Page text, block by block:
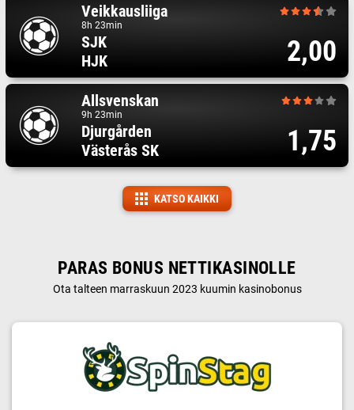
Veikkausliiga
8h 23min
SJK
HJK
2,00
Allsvenskan
9h 23min
Djurgården
Västerås SK
1,75
KATSO KAIKKI
PARAS BONUS NETTIKASINOLLE
Ota talteen marraskuun 2023 kuumin kasinobonus